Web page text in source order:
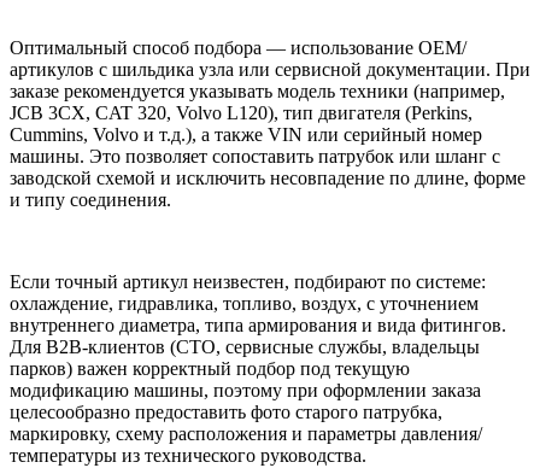
Оптимальный способ подбора — использование OEM/
артикулов с шильдика узла или сервисной документации. При
заказе рекомендуется указывать модель техники (например,
JCB 3CX, CAT 320, Volvo L120), тип двигателя (Perkins,
Cummins, Volvo и т.д.), а также VIN или серийный номер
машины. Это позволяет сопоставить патрубок или шланг с
заводской схемой и исключить несовпадение по длине, форме
и типу соединения.
Если точный артикул неизвестен, подбирают по системе:
охлаждение, гидравлика, топливо, воздух, с уточнением
внутреннего диаметра, типа армирования и вида фитингов.
Для B2B-клиентов (СТО, сервисные службы, владельцы
парков) важен корректный подбор под текущую
модификацию машины, поэтому при оформлении заказа
целесообразно предоставить фото старого патрубка,
маркировку, схему расположения и параметры давления/
температуры из технического руководства.